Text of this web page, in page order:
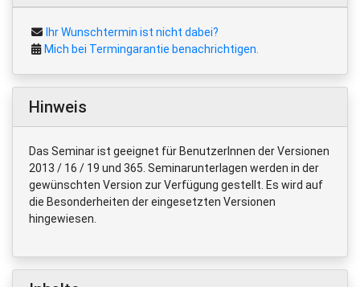
Ihr Wunschtermin ist nicht dabei?
Mich bei Termingarantie benachrichtigen.
Hinweis
Das Seminar ist geeignet für BenutzerInnen der Versionen
2013 / 16 / 19 und 365. Seminarunterlagen werden in der
gewünschten Version zur Verfügung gestellt. Es wird auf
die Besonderheiten der eingesetzten Versionen
hingewiesen.